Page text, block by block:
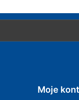
Moje